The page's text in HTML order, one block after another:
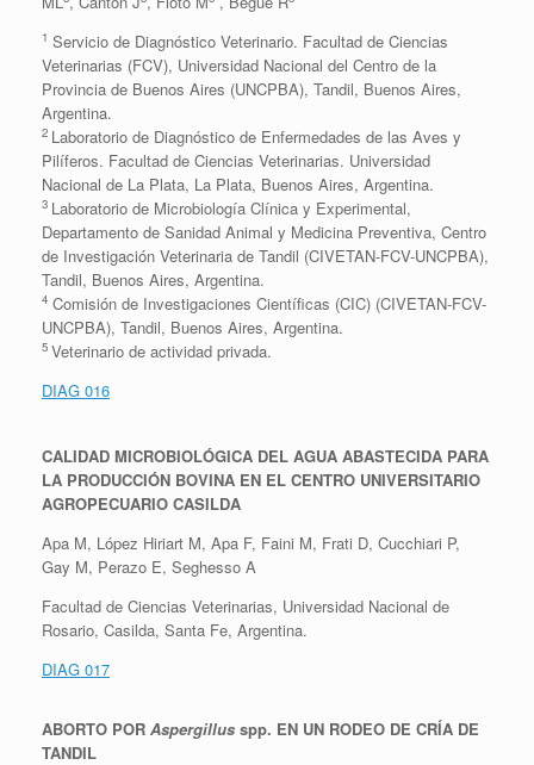
1 Servicio de Diagnóstico Veterinario. Facultad de Ciencias
Veterinarias (FCV), Universidad Nacional del Centro de la
Provincia de Buenos Aires (UNCPBA), Tandil, Buenos Aires,
Argentina.
2 Laboratorio de Diagnóstico de Enfermedades de las Aves y
Pilíferos. Facultad de Ciencias Veterinarias. Universidad
Nacional de La Plata, La Plata, Buenos Aires, Argentina.
3 Laboratorio de Microbiología Clínica y Experimental,
Departamento de Sanidad Animal y Medicina Preventiva, Centro
de Investigación Veterinaria de Tandil (CIVETAN-FCV-UNCPBA),
Tandil, Buenos Aires, Argentina.
4 Comisión de Investigaciones Científicas (CIC) (CIVETAN-FCV-
UNCPBA), Tandil, Buenos Aires, Argentina.
5 Veterinario de actividad privada.
DIAG 016
CALIDAD MICROBIOLÓGICA DEL AGUA ABASTECIDA PARA
LA PRODUCCIÓN BOVINA EN EL CENTRO UNIVERSITARIO
AGROPECUARIO CASILDA
Apa M, López Hiriart M, Apa F, Faini M, Frati D, Cucchiari P,
Gay M, Perazo E, Seghesso A
Facultad de Ciencias Veterinarias, Universidad Nacional de
Rosario, Casilda, Santa Fe, Argentina.
DIAG 017
ABORTO POR Aspergillus spp. EN UN RODEO DE CRÍA DE
TANDIL